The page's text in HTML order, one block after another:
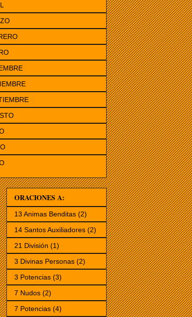
ORACIONES A:
13 Animas Benditas (2)
14 Santos Auxiliadores (2)
21 División (1)
3 Divinas Personas (2)
3 Potencias (3)
7 Nudos (2)
7 Potencias (4)